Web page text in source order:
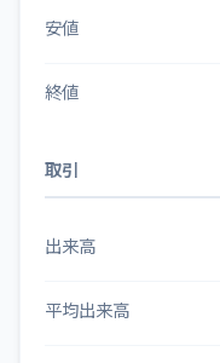
安値
終値
取引
出来高
平均出来高